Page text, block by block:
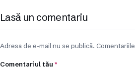
Lasă un comentariu
Adresa de e-mail nu se publică.
Comentariul tău *